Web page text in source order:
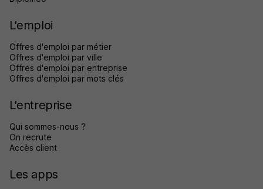
L'emploi
Offres d'emploi par métier
Offres d'emploi par ville
Offres d'emploi par entreprise
Offres d'emploi par mots clés
L'entreprise
Qui sommes-nous ?
On recrute
Accès client
Les apps